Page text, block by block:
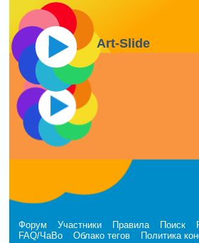
Art-Slide
Форум Участники Правила Поиск
FAQ/ЧаВо
Облако тегов Политика